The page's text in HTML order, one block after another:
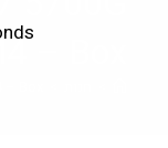
– Box